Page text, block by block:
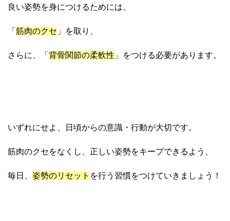
良い姿勢を身につけるためには、
「 筋肉のクセ 」を取り、
さらに、「 背骨関節の柔軟性 」をつける必要があります。
いずれにせよ、日頃からの意識・行動が大切です。
筋肉のクセをなくし、正しい姿勢をキープできるよう、
毎日、 姿勢のリセット を行う習慣をつけていきましょう！